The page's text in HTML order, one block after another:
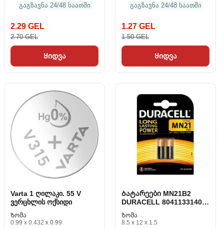
გაგზავნა 24/48 საათში
2.29 GEL
2.70 GEL
Ყიდვა
გაგზავნა 24/48 საათში
1.27 GEL
1.50 GEL
Ყიდვა
Varta 1 ღილაკი. 55 V
ვერცხლის ოქსიდი
Ზომა
0.99 x 0.432 x 0.99
Ბატარეები MN21B2
DURACELL 80411331403
(2 pps)
Ზომა
8.5 x 12 x 1.5